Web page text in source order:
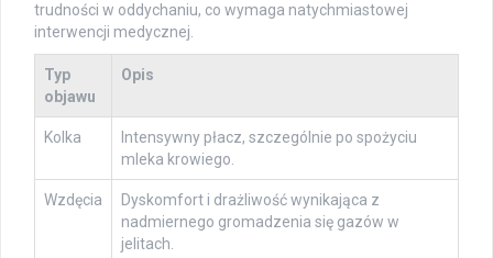
trudności w oddychaniu, co wymaga natychmiastowej
interwencji medycznej.
Typ
objawu
Opis
Kolka
Intensywny płacz, szczególnie po spożyciu
mleka krowiego.
Wzdęcia
Dyskomfort i drażliwość wynikająca z
nadmiernego gromadzenia się gazów w
jelitach.